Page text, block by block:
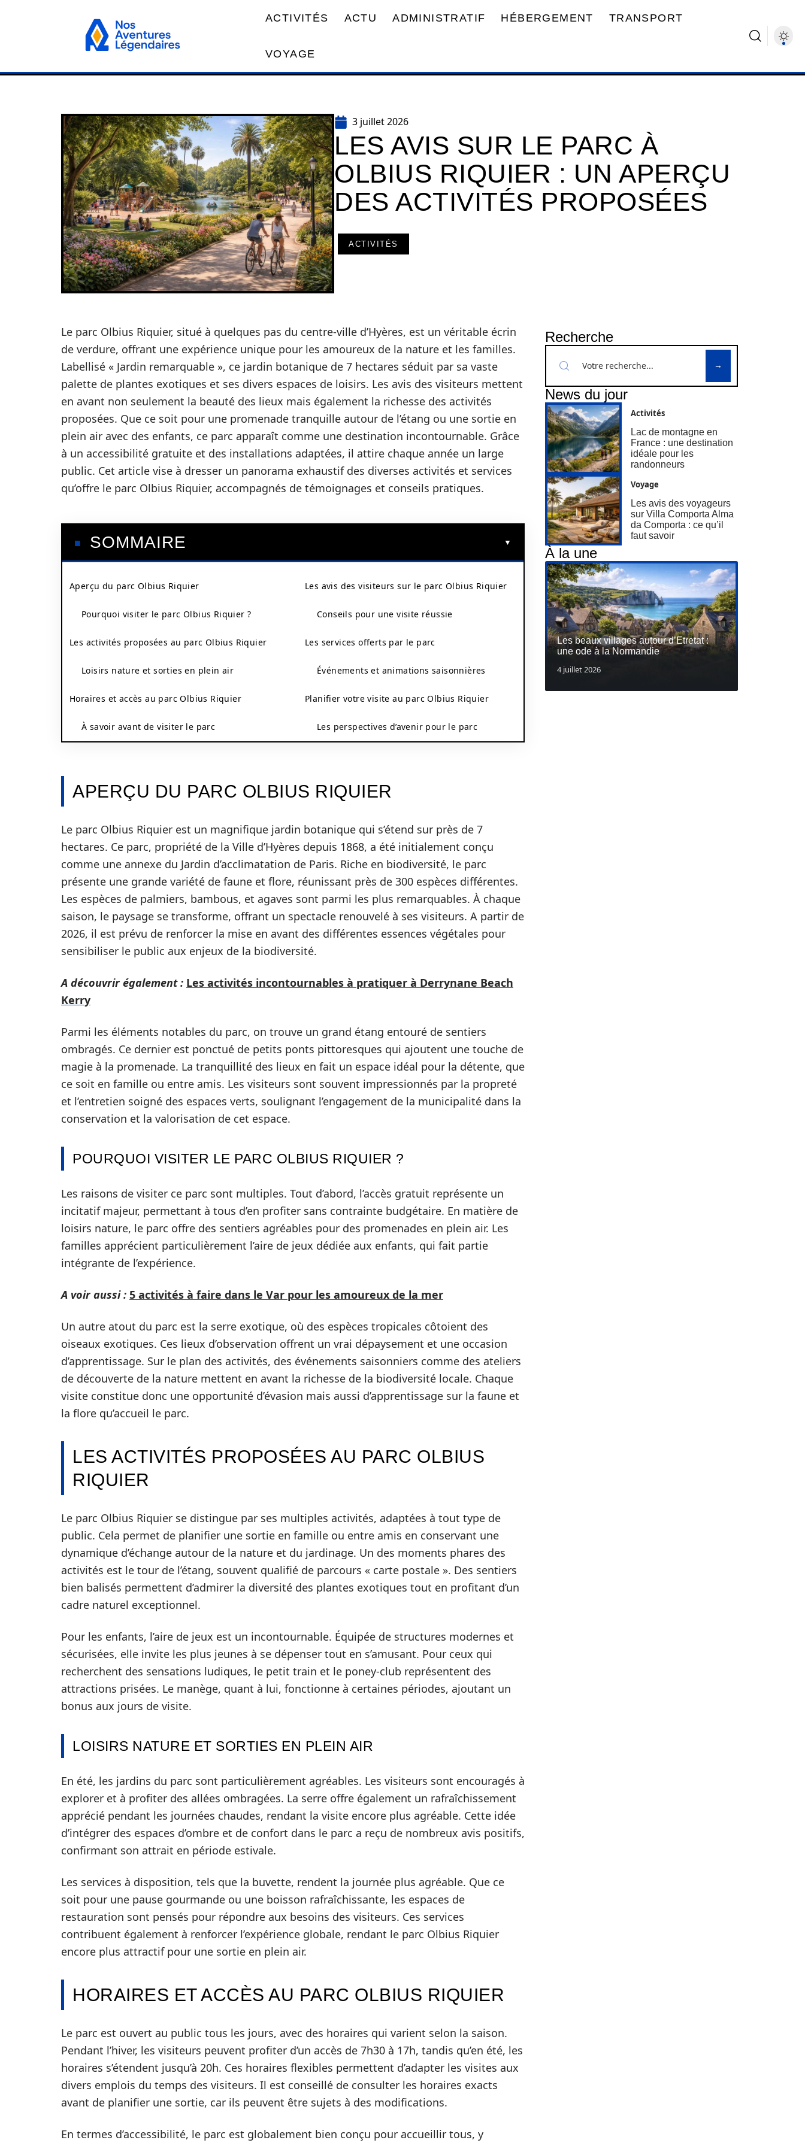
ACTIVITÉS ACTU ADMINISTRATIF HÉBERGEMENT TRANSPORT
VOYAGE
3 juillet 2026
LES AVIS SUR LE PARC À
OLBIUS RIQUIER : UN APERÇU
DES ACTIVITÉS PROPOSÉES
ACTIVITÉS
Le parc Olbius Riquier, situé à quelques pas du centre-ville d’Hyères, est un véritable écrin
de verdure, offrant une expérience unique pour les amoureux de la nature et les familles.
Labellisé « Jardin remarquable », ce jardin botanique de 7 hectares séduit par sa vaste
palette de plantes exotiques et ses divers espaces de loisirs. Les avis des visiteurs mettent
en avant non seulement la beauté des lieux mais également la richesse des activités
proposées. Que ce soit pour une promenade tranquille autour de l’étang ou une sortie en
plein air avec des enfants, ce parc apparaît comme une destination incontournable. Grâce
à un accessibilité gratuite et des installations adaptées, il attire chaque année un large
public. Cet article vise à dresser un panorama exhaustif des diverses activités et services
qu’offre le parc Olbius Riquier, accompagnés de témoignages et conseils pratiques.
SOMMAIRE
Aperçu du parc Olbius Riquier
Pourquoi visiter le parc Olbius Riquier ?
Les activités proposées au parc Olbius Riquier
Loisirs nature et sorties en plein air
Horaires et accès au parc Olbius Riquier
À savoir avant de visiter le parc
Les avis des visiteurs sur le parc Olbius Riquier
Conseils pour une visite réussie
Les services offerts par le parc
Événements et animations saisonnières
Planifier votre visite au parc Olbius Riquier
Les perspectives d’avenir pour le parc
APERÇU DU PARC OLBIUS RIQUIER
Le parc Olbius Riquier est un magnifique jardin botanique qui s’étend sur près de 7
hectares. Ce parc, propriété de la Ville d’Hyères depuis 1868, a été initialement conçu
comme une annexe du Jardin d’acclimatation de Paris. Riche en biodiversité, le parc
présente une grande variété de faune et flore, réunissant près de 300 espèces différentes.
Les espèces de palmiers, bambous, et agaves sont parmi les plus remarquables. À chaque
saison, le paysage se transforme, offrant un spectacle renouvelé à ses visiteurs. A partir de
2026, il est prévu de renforcer la mise en avant des différentes essences végétales pour
sensibiliser le public aux enjeux de la biodiversité.
A découvrir également : Les activités incontournables à pratiquer à Derrynane Beach
Kerry
Parmi les éléments notables du parc, on trouve un grand étang entouré de sentiers
ombragés. Ce dernier est ponctué de petits ponts pittoresques qui ajoutent une touche de
magie à la promenade. La tranquillité des lieux en fait un espace idéal pour la détente, que
ce soit en famille ou entre amis. Les visiteurs sont souvent impressionnés par la propreté
et l’entretien soigné des espaces verts, soulignant l’engagement de la municipalité dans la
conservation et la valorisation de cet espace.
POURQUOI VISITER LE PARC OLBIUS RIQUIER ?
Les raisons de visiter ce parc sont multiples. Tout d’abord, l’accès gratuit représente un
incitatif majeur, permettant à tous d’en profiter sans contrainte budgétaire. En matière de
loisirs nature, le parc offre des sentiers agréables pour des promenades en plein air. Les
familles apprécient particulièrement l’aire de jeux dédiée aux enfants, qui fait partie
intégrante de l’expérience.
A voir aussi : 5 activités à faire dans le Var pour les amoureux de la mer
Un autre atout du parc est la serre exotique, où des espèces tropicales côtoient des
oiseaux exotiques. Ces lieux d’observation offrent un vrai dépaysement et une occasion
d’apprentissage. Sur le plan des activités, des événements saisonniers comme des ateliers
de découverte de la nature mettent en avant la richesse de la biodiversité locale. Chaque
visite constitue donc une opportunité d’évasion mais aussi d’apprentissage sur la faune et
la flore qu’accueil le parc.
LES ACTIVITÉS PROPOSÉES AU PARC OLBIUS
RIQUIER
Le parc Olbius Riquier se distingue par ses multiples activités, adaptées à tout type de
public. Cela permet de planifier une sortie en famille ou entre amis en conservant une
dynamique d’échange autour de la nature et du jardinage. Un des moments phares des
activités est le tour de l’étang, souvent qualifié de parcours « carte postale ». Des sentiers
bien balisés permettent d’admirer la diversité des plantes exotiques tout en profitant d’un
cadre naturel exceptionnel.
Pour les enfants, l’aire de jeux est un incontournable. Équipée de structures modernes et
sécurisées, elle invite les plus jeunes à se dépenser tout en s’amusant. Pour ceux qui
recherchent des sensations ludiques, le petit train et le poney-club représentent des
attractions prisées. Le manège, quant à lui, fonctionne à certaines périodes, ajoutant un
bonus aux jours de visite.
LOISIRS NATURE ET SORTIES EN PLEIN AIR
En été, les jardins du parc sont particulièrement agréables. Les visiteurs sont encouragés à
explorer et à profiter des allées ombragées. La serre offre également un rafraîchissement
apprécié pendant les journées chaudes, rendant la visite encore plus agréable. Cette idée
d’intégrer des espaces d’ombre et de confort dans le parc a reçu de nombreux avis positifs,
confirmant son attrait en période estivale.
Les services à disposition, tels que la buvette, rendent la journée plus agréable. Que ce
soit pour une pause gourmande ou une boisson rafraîchissante, les espaces de
restauration sont pensés pour répondre aux besoins des visiteurs. Ces services
contribuent également à renforcer l’expérience globale, rendant le parc Olbius Riquier
encore plus attractif pour une sortie en plein air.
HORAIRES ET ACCÈS AU PARC OLBIUS RIQUIER
Le parc est ouvert au public tous les jours, avec des horaires qui varient selon la saison.
Pendant l’hiver, les visiteurs peuvent profiter d’un accès de 7h30 à 17h, tandis qu’en été, les
horaires s’étendent jusqu’à 20h. Ces horaires flexibles permettent d’adapter les visites aux
divers emplois du temps des visiteurs. Il est conseillé de consulter les horaires exacts
avant de planifier une sortie, car ils peuvent être sujets à des modifications.
En termes d’accessibilité, le parc est globalement bien conçu pour accueillir tous, y
Recherche
News du jour
Activités
Lac de montagne en
France : une destination
idéale pour les
randonneurs
Voyage
Les avis des voyageurs
sur Villa Comporta Alma
da Comporta : ce qu’il
faut savoir
À la une
Les beaux villages autour d’Etretat :
une ode à la Normandie
4 juillet 2026